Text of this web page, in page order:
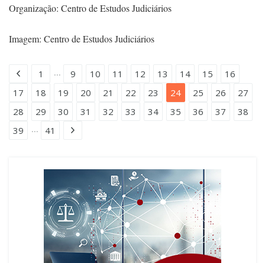
Organização: Centro de Estudos Judiciários
Imagem: Centro de Estudos Judiciários
1 ... 9 10 11 12 13 14 15
16
17
18 19 20 21 22 23 24 25 26
27
28
29 30 31 32 33 34 35 36 37
38
39
... 41